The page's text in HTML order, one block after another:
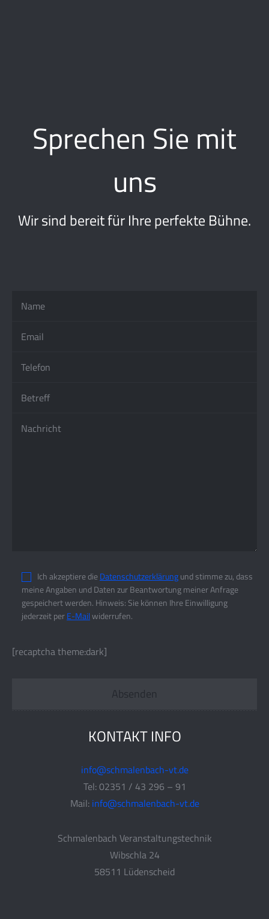
Sprechen Sie mit
uns
Wir sind bereit für Ihre perfekte Bühne.
Ich akzeptiere dieDatenschutzerklärungund stimme zu, dass
meine Angaben und Daten zur Beantwortung meiner Anfrage
gespeichert werden. Hinweis: Sie können Ihre Einwilligung
jederzeit perE-Mailwiderrufen.
[recaptcha theme:dark]
KONTAKT INFO
info@schmalenbach-vt.de
Tel: 02351 / 43 296 – 91
Mail: info@schmalenbach-vt.de
Schmalenbach Veranstaltungstechnik
Wibschla 24
58511 Lüdenscheid